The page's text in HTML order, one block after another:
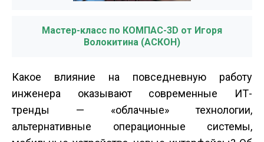
Мастер-класс по КОМПАС-3D от Игоря
Волокитина (АСКОН)
Какое влияние на повседневную работу
инженера оказывают современные ИТ­
тренды — «облачные» технологии,
альтернативные операционные системы,